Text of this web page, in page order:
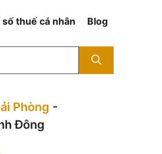
thuế cá nhân Blog
Phòng -
Đông